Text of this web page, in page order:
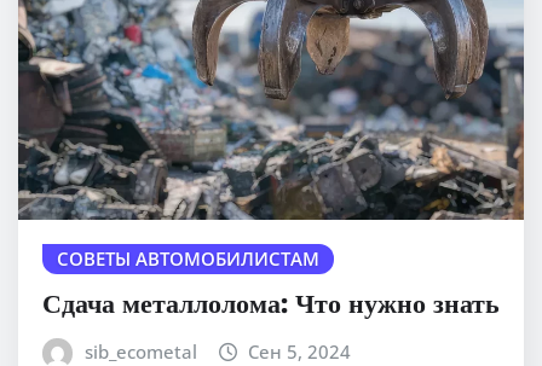
СОВЕТЫ АВТОМОБИЛИСТАМ
Сдача металлолома: Что нужно знать
sib_ecometal Сен 5, 2024